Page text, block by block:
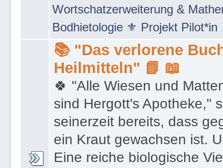
Netzwerke" 🖲 Social Media
Wortschatzerweiterung &
Bodhietologie ⚜ Projekt
📚 "Das verlorene
Heilmitteln" 📗 📖
🍀 "Alle Wiesen und
sind Hergott's Apotheke,"
seinerzeit bereits, dass
ein Kraut gewachsen ist.